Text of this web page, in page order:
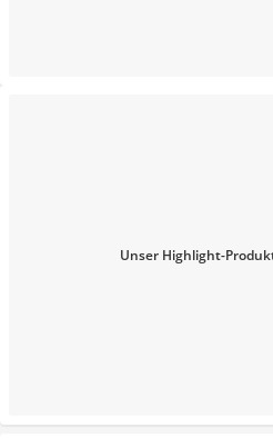
Unser Highlight-